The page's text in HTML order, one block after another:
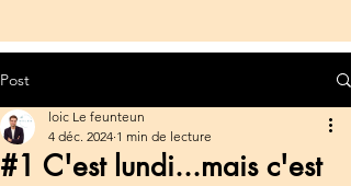
Post
#1 C'est lundi...mais c'est
loic Le feunteun
4 déc. 2024 1 min de lecture